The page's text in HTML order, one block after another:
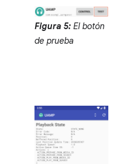
Figura 5:El botón
de prueba